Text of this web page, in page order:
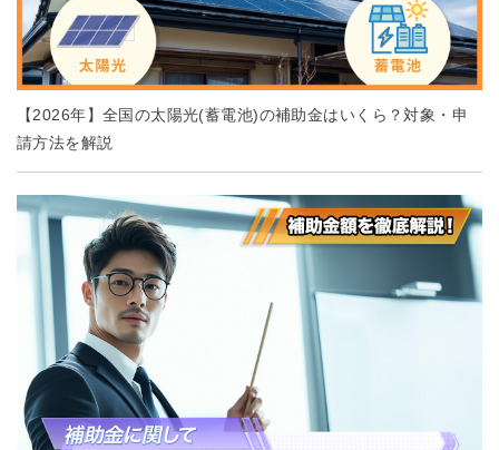
【2026年】全国の太陽光(蓄電池)の補助金はいくら？対象・申
請方法を解説